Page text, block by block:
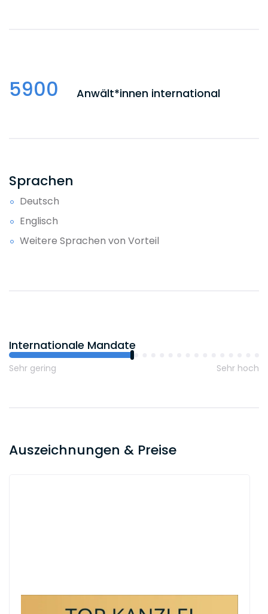
5900 Anwält*innen international
Sprachen
Deutsch
Englisch
Weitere Sprachen von Vorteil
Internationale Mandate
Sehr gering Sehr hoch
Auszeichnungen & Preise